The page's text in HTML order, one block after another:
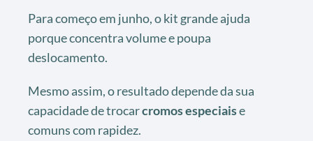
Para começo em junho, o kit grande ajuda
porque concentra volume e poupa
deslocamento.
Mesmo assim, o resultado depende da sua
capacidade de trocarcromos especiaise
comuns com rapidez.